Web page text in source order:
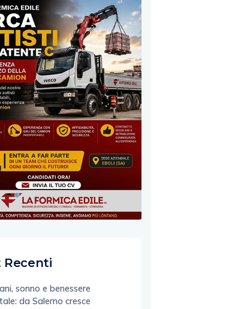
Recenti
sonno e benessere
da Salerno cresce